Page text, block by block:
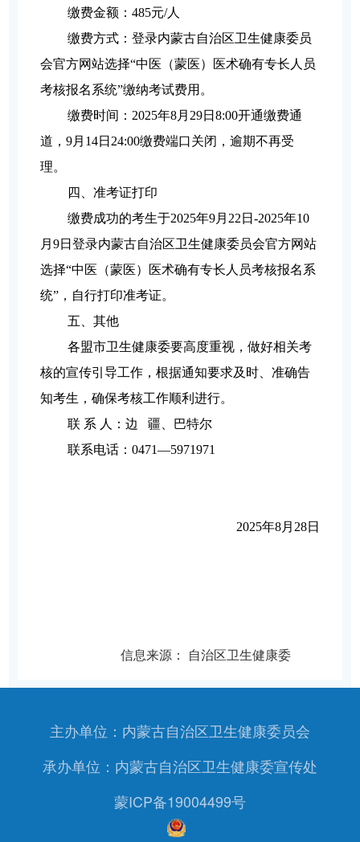
缴费金额：485元/人
缴费方式：登录内蒙古自治区卫生健康委员
会官方网站选择“中医（蒙医）医术确有专长人员
考核报名系统”缴纳考试费用。
缴费时间：2025年8月29日8:00开通缴费通
道，9月14日24:00缴费端口关闭，逾期不再受
理。
四、准考证打印
缴费成功的考生于2025年9月22日-2025年10
月9日登录内蒙古自治区卫生健康委员会官方网站
选择“中医（蒙医）医术确有专长人员考核报名系
统”，自行打印准考证。
五、其他
各盟市卫生健康委要高度重视，做好相关考
核的宣传引导工作，根据通知要求及时、准确告
知考生，确保考核工作顺利进行。
联 系 人：边 疆、巴特尔
联系电话：0471—5971971
2025年8月28日
信息来源： 自治区卫生健康委
主办单位：内蒙古自治区卫生健康委员会
承办单位：内蒙古自治区卫生健康委宣传处
蒙ICP备19004499号